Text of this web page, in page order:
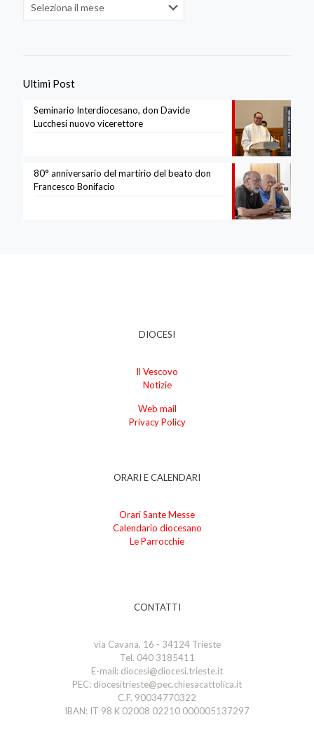
Ultimi Post
Seminario Interdiocesano, don Davide
Lucchesi nuovo vicerettore
80° anniversario del martirio del beato don
Francesco Bonifacio
DIOCESI
Il Vescovo
Notizie
Web mail
Privacy Policy
ORARI E CALENDARI
Orari Sante Messe
Calendario diocesano
Le Parrocchie
CONTATTI
via Cavana, 16 - 34124 Trieste
Tel. 040 3185411
E-mail: diocesi@diocesi.trieste.it
PEC: diocesitrieste@pec.chiesacattolica.it
C.F. 90034770322
IBAN: IT 98 K 02008 02210 000005137297